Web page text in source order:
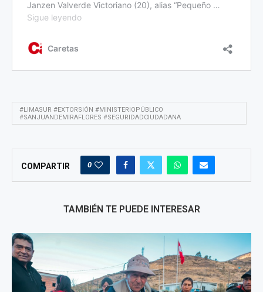
#LIMASUR #EXTORSIÓN #MINISTERIOPÚBLICO
#SANJUANDEMIRAFLORES #SEGURIDADCIUDADANA
COMPARTIR 0
TAMBIÉN TE PUEDE INTERESAR